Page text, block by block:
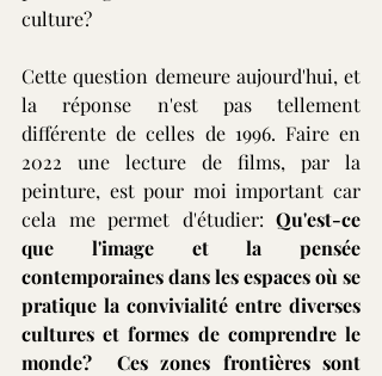
culture?
Cette question demeure aujourd'hui, et
la réponse n'est pas tellement
différente de celles de 1996. Faire en
2022 une lecture de films, par la
peinture, est pour moi important car
cela me permet d'étudier: Qu'est-ce
que l'image et la pensée
contemporaines dans les espaces où se
pratique la convivialité entre diverses
cultures et formes de comprendre le
monde?  Ces zones frontières sont